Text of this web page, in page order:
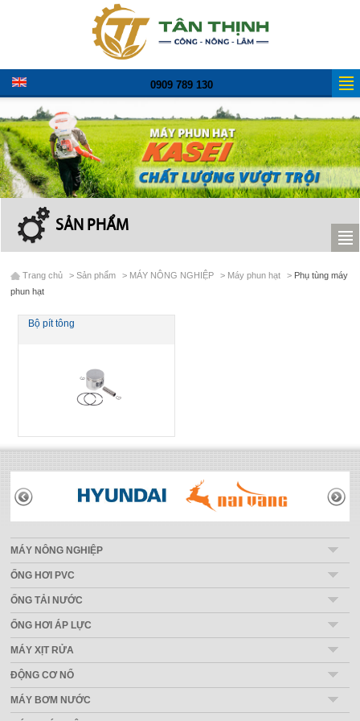
0909 789 130
SẢN PHẨM
Trang chủ >Sản phẩm > MÁY NÔNG NGHIỆP > Máy phun hạt > Phụ tùng máy
phun hạt
Bộ pít tông
THƯƠNG HIỆU
MÁY NÔNG NGHIỆP
ỐNG HƠI PVC
ỐNG TẢI NƯỚC
ỐNG HƠI ÁP LỰC
MÁY XỊT RỬA
ĐỘNG CƠ NỔ
MÁY BƠM NƯỚC